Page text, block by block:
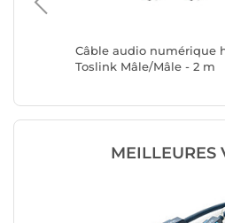
Câble audio numérique
Toslink Mâle/Mâle - 2 m
MEILLEURES